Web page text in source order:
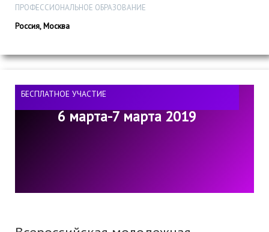
ПРОФЕССИОНАЛЬНОЕ ОБРАЗОВАНИЕ
Россия, Москва
БЕСПЛАТНОЕ УЧАСТИЕ
6 марта-7 марта 2019